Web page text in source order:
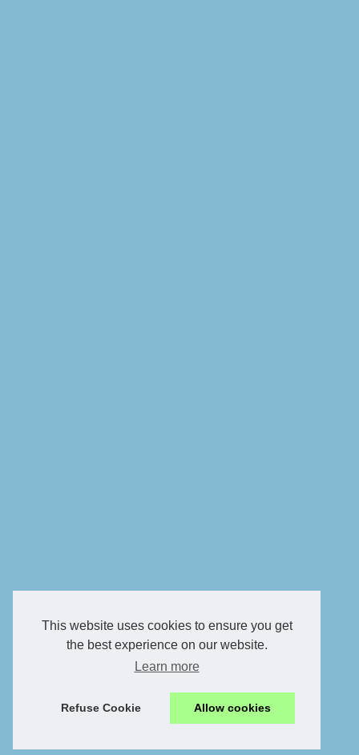
This website uses cookies to ensure you get
the best experience on our website.
Learn more
Refuse Cookie Allow cookies